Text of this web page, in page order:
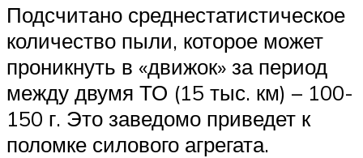
Подсчитано среднестатистическое
количество пыли, которое может
проникнуть в «движок» за период
между двумя ТО (15 тыс. км) – 100-
150 г. Это заведомо приведет к
поломке силового агрегата.